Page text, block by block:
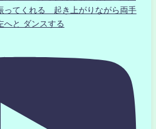
ってくれる 起き上がりながら両手
と ダンスする